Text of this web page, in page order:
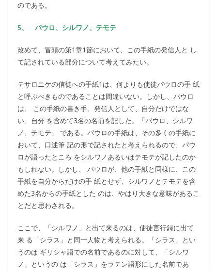
のである。
5、 パウロ、シルワノ、テモテ
改めて、冒頭の第1章1節において、この手紙の発信人と し
て記されている部分について考えてみたい。
テサロニケの信徒への手紙1は、何よりも使徒パウロの手 紙
と呼ぶべきものであることは間違いない。しかし、パウロ
は、 この手紙の書き手、発信人として、自分だけではな
い、自分 を含めて3名の名前を記した。「パウロ、シルワ
ノ、テモテ」 である。パウロの手紙は、その多くの手紙に
おいて、口述筆 記の形で記されたと考えられるので、パウ
ロが語ったところ をシルワノあるいはテモテが記したのか
もしれない。しかし、 パウロが、他の手紙と同様に、この
手紙を自分からだけの手 紙とせず、シルワノとテモテを含
めた3名からの手紙とした のは、やはり大きな意味があるこ
とだと思わされる。
ここで、「シルワノ」と出て来るのは、使徒言行録に出て
来 る「シラス」と同一人物と考えられる。「シラス」とい
うのは ギリシャ語での名前であるのに対して、「シルワ
ノ」というの は「シラス」をラテン語形にした名前であ